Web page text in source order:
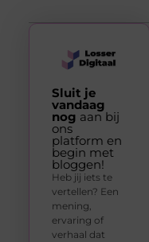
Sluit je
vandaag
nog aan bij
ons
platform en
begin met
bloggen!
Heb jij iets te
vertellen? Een
mening,
ervaring of
verhaal dat